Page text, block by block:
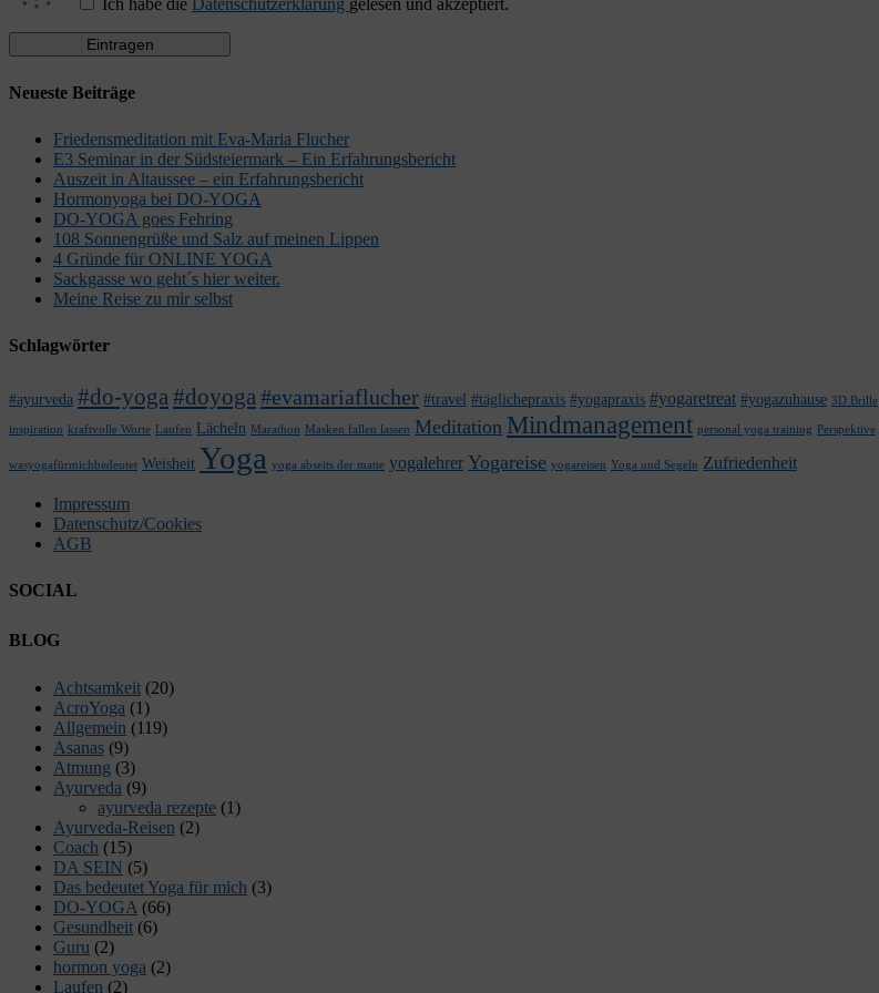
Neueste Beiträge
Friedensmeditation mit Eva-Maria Flucher
E3 Seminar in der Südsteiermark – Ein Erfahrungsbericht
Auszeit in Altaussee – ein Erfahrungsbericht
Hormonyoga bei DO-YOGA
DO-YOGA goes Fehring
108 Sonnengrüße und Salz auf meinen Lippen
4 Gründe für ONLINE YOGA
Sackgasse wo geht´s hier weiter.
Meine Reise zu mir selbst
Schlagwörter
#ayurveda #do-yoga #doyoga #evamariaflucher #travel #täglichepraxis #yogapraxis #yogaretreat #yogazuhause 3D Brille
inspiration kraftvolle Worte Laufen Lächeln Marathon Masken fallen lassen Meditation Mindmanagement personal yoga training Perspektive
wasyogafürmichbedeutet Weisheit Yoga yoga abseits der matte yogalehrer Yogareise yogareisen Yoga und Segeln Zufriedenheit
Impressum
Datenschutz/Cookies
AGB
SOCIAL
Facebook
Twitter
E-
LinkedIn
YouTube
Instagram
BLOG
Achtsamkeit (20)
AcroYoga (1)
Allgemein (119)
Asanas (9)
Atmung (3)
Ayurveda (9)
ayurveda rezepte (1)
Ayurveda-Reisen (2)
Coach (15)
DA SEIN (5)
Das bedeutet Yoga für mich (3)
DO-YOGA (66)
Gesundheit (6)
Guru (2)
hormon yoga (2)
Laufen (2)